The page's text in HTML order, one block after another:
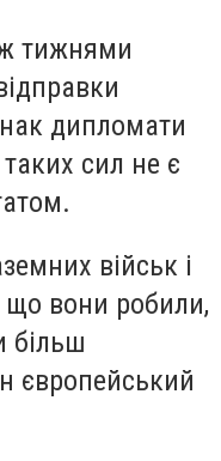
тижнями
дипломати
сил не є
військ і
що вони робили,
більш
європейський